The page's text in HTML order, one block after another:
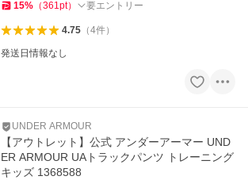
15% （361pt） 要エントリー
4.75（4件）
発送日情報なし
UNDER ARMOUR
【アウトレット】公式 アンダーアーマー UND
ER ARMOUR UAトラックパンツ トレーニング
キッズ 1368588